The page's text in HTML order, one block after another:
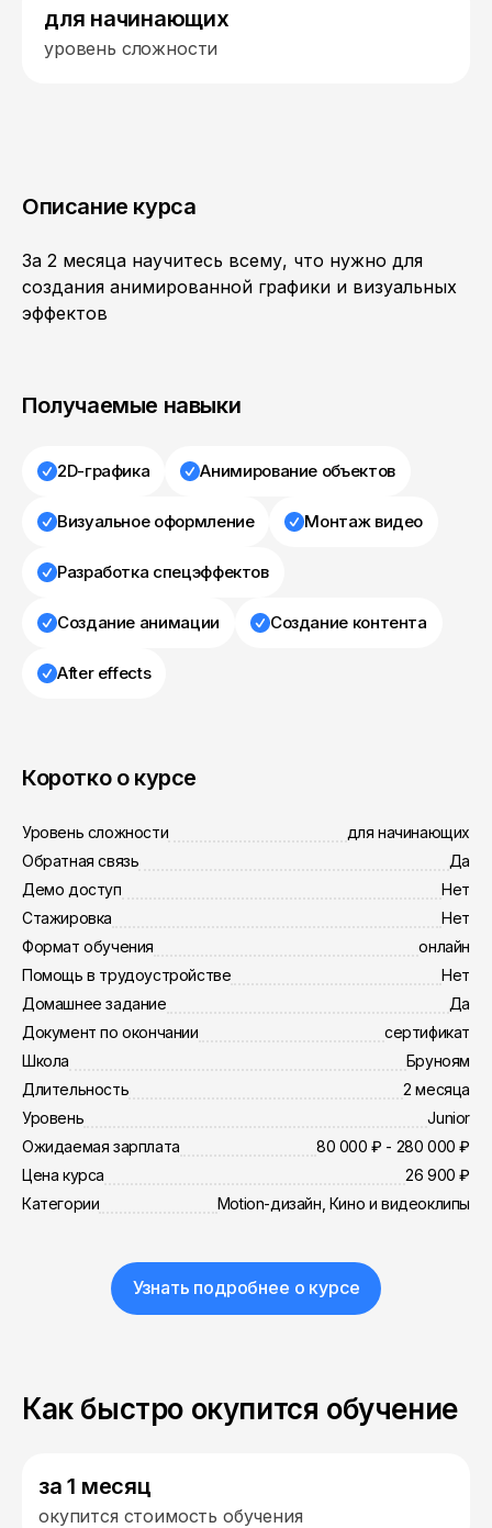
для начинающих
уровень сложности
Описание курса
За 2 месяца научитесь всему, что нужно для
создания анимированной графики и визуальных
эффектов
Получаемые навыки
2D-графика Анимирование объектов
Визуальное оформление Монтаж видео
Разработка спецэффектов
Создание анимации Создание контента
After effects
Коротко о курсе
Уровень сложности
для начинающих
Обратная связь
Да
Демо доступ
Нет
Стажировка
Нет
Формат обучения
онлайн
Помощь в трудоустройстве
Нет
Домашнее задание
Да
Документ по окончании
сертификат
Школа
Бруноям
Длительность
2 месяца
Уровень
Junior
Ожидаемая зарплата
80 000 ₽ - 280 000 ₽
Цена курса
26 900 ₽
Категории
Motion-дизайн, Кино и видеоклипы
Узнать подробнее о курсе
Как быстро окупится обучение
за 1 месяц
окупится стоимость обучения